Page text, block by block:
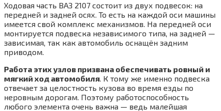
Ходовая часть ВАЗ 2107 состоит из двух подвесок: на
передней и задней осях. То есть на каждой оси машины
имеется свой комплекс механизмов. На передней оси
монтируется подвеска независимого типа, на задней —
зависимая, так как автомобиль оснащён задним
приводом.
Работа этих узлов призвана обеспечивать ровный и
мягкий ход автомобиля. К тому же именно подвеска
отвечает за целостность кузова во время езды по
неровным дорогам. Поэтому работоспособность
любого элемента очень важна — ведь малейшая